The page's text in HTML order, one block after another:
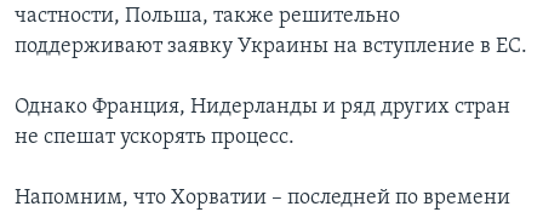
частности, Польша, также решительно
поддерживают заявку Украины на вступление в ЕС.
Однако Франция, Нидерланды и ряд других стран
не спешат ускорять процесс.
Напомним, что Хорватии – последней по времени